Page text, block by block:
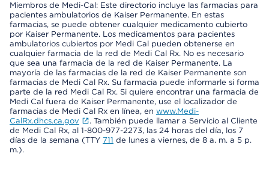
Miembros de Medi-Cal: Este directorio incluye las farmacias para
pacientes ambulatorios de Kaiser Permanente. En estas
farmacias, se puede obtener cualquier medicamento cubierto
por Kaiser Permanente. Los medicamentos para pacientes
ambulatorios cubiertos por Medi Cal pueden obtenerse en
cualquier farmacia de la red de Medi Cal Rx. No es necesario
que sea una farmacia de la red de Kaiser Permanente. La
mayoría de las farmacias de la red de Kaiser Permanente son
farmacias de Medi Cal Rx. Su farmacia puede informarle si forma
parte de la red Medi Cal Rx. Si quiere encontrar una farmacia de
Medi Cal fuera de Kaiser Permanente, use el localizador de
farmacias de Medi Cal Rx en línea, en www.Medi-
CalRx.dhcs.ca.gov
. También puede llamar a Servicio al Cliente
de Medi Cal Rx, al 1-800-977-2273, las 24 horas del día, los 7
días de la semana (TTY 711 de lunes a viernes, de 8 a. m. a 5 p.
m.).